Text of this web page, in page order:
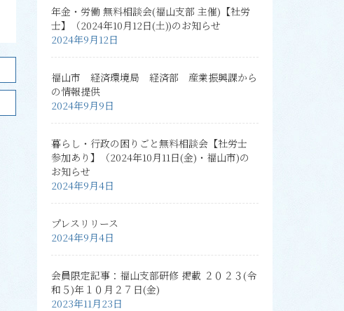
年金・労働 無料相談会(福山支部 主催)【社労
士】（2024年10月12日(土))のお知らせ
2024年9月12日
福山市 経済環境局 経済部 産業振興課から
の情報提供
2024年9月9日
暮らし・行政の困りごと無料相談会【社労士
参加あり】（2024年10月11日(金)・福山市)の
お知らせ
2024年9月4日
プレスリリース
2024年9月4日
会員限定記事：福山支部研修 掲載 ２０２３(令
和５)年１０月２７日(金)
2023年11月23日